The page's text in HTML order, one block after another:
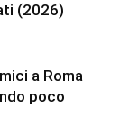
(2026)
a Roma
poco